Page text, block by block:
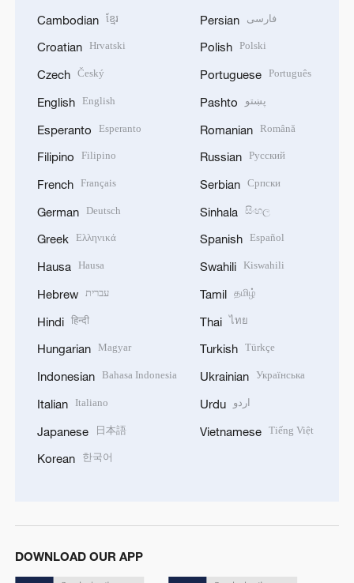
Cambodian ខ្មែរ
Croatian Hrvatski
Czech Český
English English
Esperanto Esperanto
Filipino Filipino
French Français
German Deutsch
Greek Ελληνικά
Hausa Hausa
Hebrew עברית
Hindi हिन्दी
Hungarian Magyar
Indonesian Bahasa Indonesia
Italian Italiano
Japanese 日本語
Korean 한국어
Persian فارسی
Polish Polski
Portuguese Português
Pashto پښتو
Romanian Română
Russian Русский
Serbian Српски
Sinhala සිංහල
Spanish Español
Swahili Kiswahili
Tamil தமிழ்
Thai ไทย
Turkish Türkçe
Ukrainian Українська
Urdu اردو
Vietnamese Tiếng Việt
DOWNLOAD OUR APP